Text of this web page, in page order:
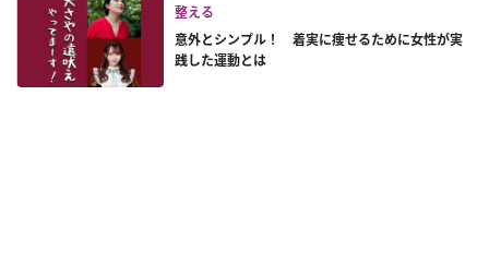
整える
意外とシンプル！ 着実に痩せるために女性が実
践した運動とは